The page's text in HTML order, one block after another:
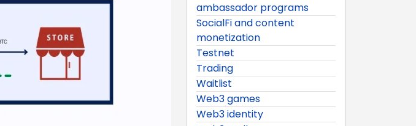
ambassador programs
SocialFi and content
monetization
Testnet
Trading
Waitlist
Web3 games
Web3 identity